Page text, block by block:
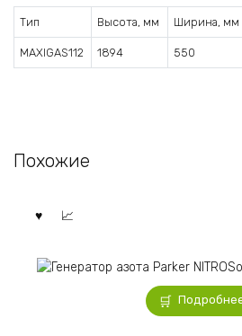
Тип Высота, мм Ширина, мм
MAXIGAS112 1894 550
Похожие